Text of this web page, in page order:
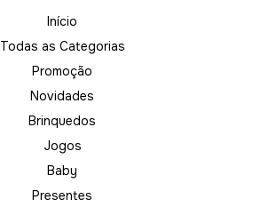
Início
Todas as Categorias
Promoção
Novidades
Brinquedos
Jogos
Baby
Presentes